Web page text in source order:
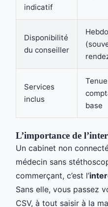
indicatif
Disponibilité
du conseiller
Services
inclus
Tenue
base
L’importance de
Un cabinet non
médecin sans
commerçant, c’est l’
Sans elle, vous passez
CSV, à tout saisir à la